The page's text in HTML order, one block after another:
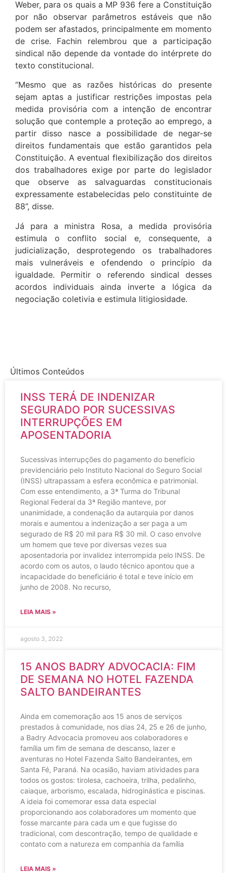
Weber, para os quais a MP 936 fere a Constituição
por não observar parâmetros estáveis que não
podem ser afastados, principalmente em momento
de crise. Fachin relembrou que a participação
sindical não depende da vontade do intérprete do
texto constitucional.
“Mesmo que as razões históricas do presente
sejam aptas a justificar restrições impostas pela
medida provisória com a intenção de encontrar
solução que contemple a proteção ao emprego, a
partir disso nasce a possibilidade de negar-se
direitos fundamentais que estão garantidos pela
Constituição. A eventual flexibilização dos direitos
dos trabalhadores exige por parte do legislador
que observe as salvaguardas constitucionais
expressamente estabelecidas pelo constituinte de
88”, disse.
Já para a ministra Rosa, a medida provisória
estimula o conflito social e, consequente, a
judicialização, desprotegendo os trabalhadores
mais vulneráveis e ofendendo o princípio da
igualdade. Permitir o referendo sindical desses
acordos individuais ainda inverte a lógica da
negociação coletivia e estimula litigiosidade.
Últimos Conteúdos
INSS TERÁ DE INDENIZAR
SEGURADO POR SUCESSIVAS
INTERRUPÇÕES EM
APOSENTADORIA
Sucessivas interrupções do pagamento do benefício
previdenciário pelo Instituto Nacional do Seguro Social
(INSS) ultrapassam a esfera econômica e patrimonial.
Com esse entendimento, a 3ª Turma do Tribunal
Regional Federal da 3ª Região manteve, por
unanimidade, a condenação da autarquia por danos
morais e aumentou a indenização a ser paga a um
segurado de R$ 20 mil para R$ 30 mil. O caso envolve
um homem que teve por diversas vezes sua
aposentadoria por invalidez interrompida pelo INSS. De
acordo com os autos, o laudo técnico apontou que a
incapacidade do beneficiário é total e teve início em
junho de 2008. No recurso,
LEIA MAIS »
agosto 3, 2022
15 ANOS BADRY ADVOCACIA: FIM
DE SEMANA NO HOTEL FAZENDA
SALTO BANDEIRANTES
Ainda em comemoração aos 15 anos de serviços
prestados à comunidade, nos dias 24, 25 e 26 de junho,
a Badry Advocacia promoveu aos colaboradores e
família um fim de semana de descanso, lazer e
aventuras no Hotel Fazenda Salto Bandeirantes, em
Santa Fé, Paraná. Na ocasião, haviam atividades para
todos os gostos: tirolesa, cachoeira, trilha, pedalinho,
caiaque, arborismo, escalada, hidroginástica e piscinas.
A ideia foi comemorar essa data especial
proporcionando aos colaboradores um momento que
fosse marcante para cada um e que fugisse do
tradicional, com descontração, tempo de qualidade e
contato com a natureza em companhia da família
LEIA MAIS »